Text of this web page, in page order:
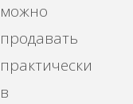
можно
продавать
практически
в